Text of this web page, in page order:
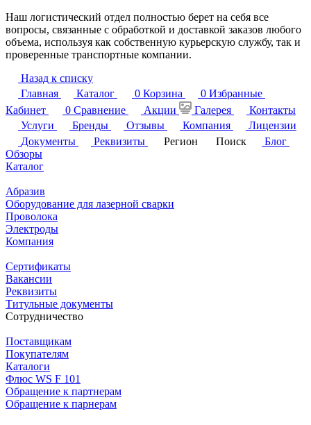
Наш логистический отдел полностью берет на себя все
вопросы, связанные с обработкой и доставкой заказов любого
объема, используя как собственную курьерскую службу, так и
проверенные транспортные компании.
Назад к списку
Главная
Каталог 0 Корзина 0 Избранные
Кабинет
0 Сравнение Акции Галерея
Контакты
Услуги
Бренды Отзывы Компания
Лицензии
Документы
Реквизиты Регион Поиск
Блог
Обзоры
Каталог
Абразив
Оборудование для лазерной сварки
Проволока
Электроды
Компания
Сертификаты
Вакансии
Реквизиты
Титульные документы
Сотрудничество
Поставщикам
Покупателям
Каталоги
Флюс WS F 101
Обращение к партнерам
Обращение к парнерам